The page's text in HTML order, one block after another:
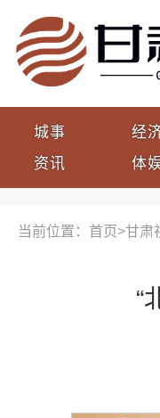
城事
资讯
经
体
当前位置：首页>甘肃
“